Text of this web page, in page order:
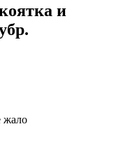
и
жало